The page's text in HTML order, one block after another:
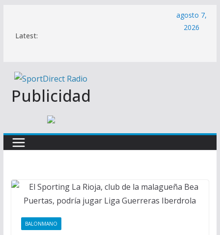
contenido
Latest:
agosto 7,
2026
Publicidad
BALONMANO